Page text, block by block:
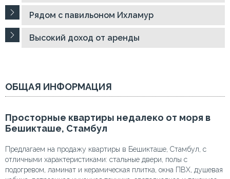
Рядом с павильоном Ихламур
Высокий доход от аренды
ОБЩАЯ ИНФОРМАЦИЯ
Просторные квартиры недалеко от моря в
Бешикташе, Стамбул
Предлагаем на продажу квартиры в Бешикташе, Стамбул, с
отличными характеристиками: стальные двери, полы с
подогревом, ламинат и керамическая плитка, окна ПВХ, душевая